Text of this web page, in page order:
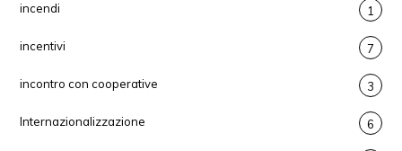
incendi 1
incentivi 7
incontro con cooperative 3
Internazionalizzazione 6